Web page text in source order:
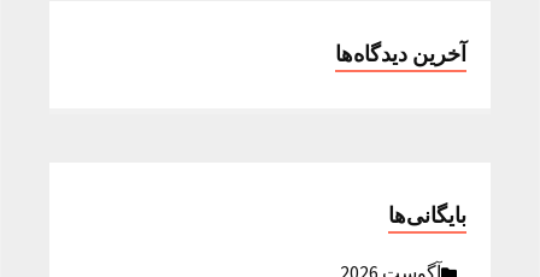
آخرین دیدگاه‌ها
بایگانی‌ها
آگوست 2026